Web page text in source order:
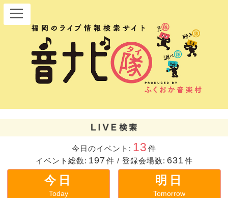
今日のイベント: 13 件
イベント総数: 197 件 / 登録会場数: 631 件
今日
Today
明日
Tomorrow